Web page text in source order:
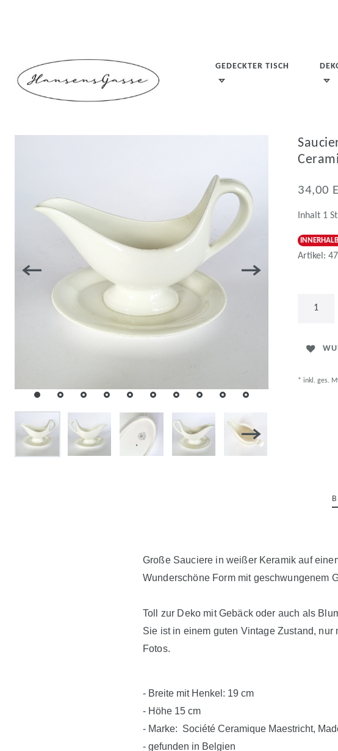
GEDECKTER TISCH
34,00
Inhalt 1
Artikel:
* inkl. ges.
Große Sauciere in weißer Keramik auf
Wunderschöne Form mit geschwungenem
Toll zur Deko mit Gebäck oder auch als
Sie ist in einem guten Vintage Zustand,
Fotos.
- Breite mit Henkel: 19 cm
- Höhe 15 cm
- Marke: Société Ceramique Maestricht,
- gefunden in Belgien